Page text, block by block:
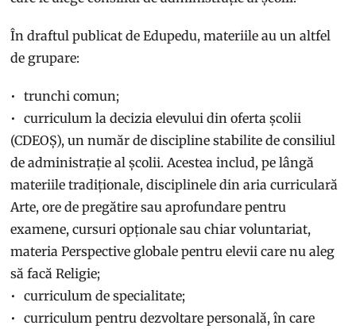
În draftul publicat de Edupedu, materiile au un altfel
de grupare:
trunchi comun;
curriculum la decizia elevului din oferta școlii
(CDEOȘ), un număr de discipline stabilite de consiliul
de administrație al școlii. Acestea includ, pe lângă
materiile tradiționale, disciplinele din aria curriculară
Arte, ore de pregătire sau aprofundare pentru
examene, cursuri opționale sau chiar voluntariat,
materia Perspective globale pentru elevii care nu aleg
să facă Religie;
curriculum de specialitate;
curriculum pentru dezvoltare personală, în care